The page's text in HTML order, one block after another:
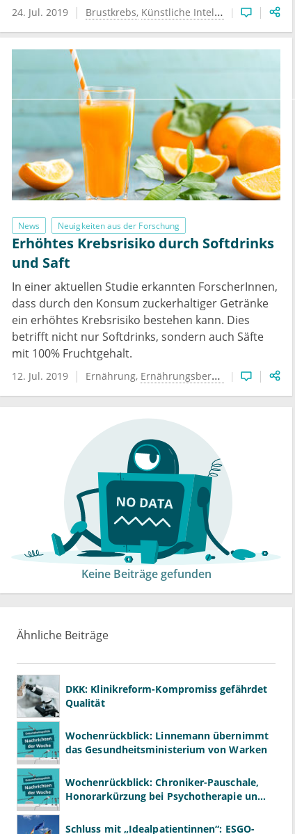
24. Jul. 2019 Brustkrebs Künstliche Intelligenz
News Neuigkeiten aus der Forschung
Erhöhtes Krebsrisiko durch Softdrinks
und Saft
In einer aktuellen Studie erkannten ForscherInnen,
dass durch den Konsum zuckerhaltiger Getränke
ein erhöhtes Krebsrisiko bestehen kann. Dies
betrifft nicht nur Softdrinks, sondern auch Säfte
mit 100% Fruchtgehalt.
12. Jul. 2019 Ernährung Ernährungsberatung Onkologie
Keine Beiträge gefunden
Ähnliche Beiträge
DKK: Klinikreform-Kompromiss gefährdet
Qualität
Wochenrückblick: Linnemann übernimmt
das Gesundheitsministerium von Warken
Wochenrückblick: Chroniker-Pauschale,
Honorarkürzung bei Psychotherapie und
Schluss mit „Idealpatientinnen“: ESGO-